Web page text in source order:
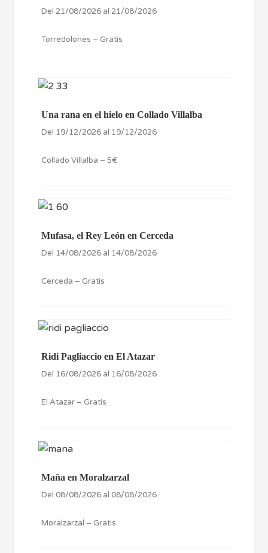
Del 21/08/2026 al 21/08/2026
Torredolones – Gratis
Una rana en el hielo en Collado Villalba
Del 19/12/2026 al 19/12/2026
Collado Villalba – 5€
Mufasa, el Rey León en Cerceda
Del 14/08/2026 al 14/08/2026
Cerceda – Gratis
Ridi Pagliaccio en El Atazar
Del 16/08/2026 al 16/08/2026
El Atazar – Gratis
Maña en Moralzarzal
Del 08/08/2026 al 08/08/2026
Moralzarzal – Gratis